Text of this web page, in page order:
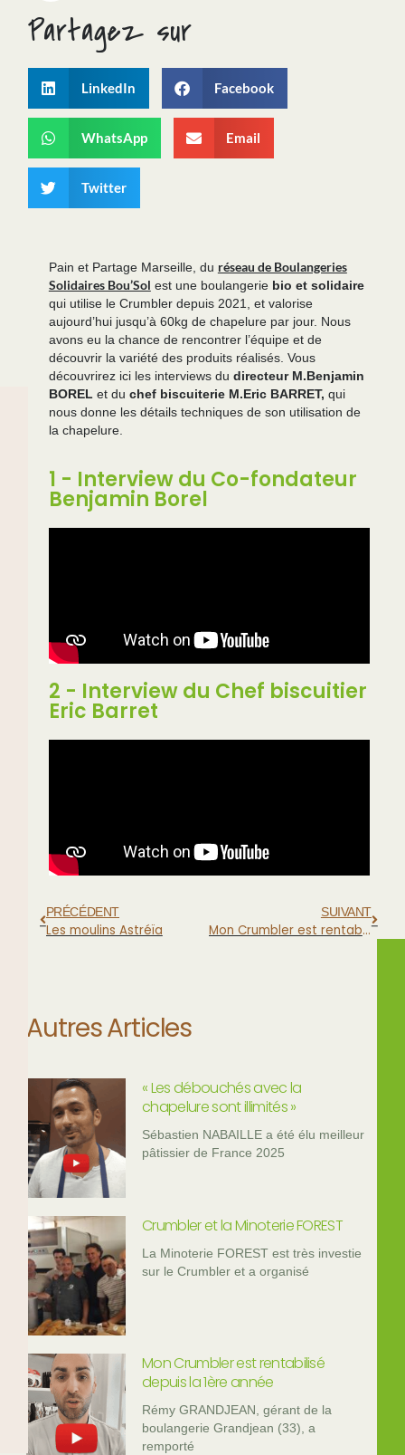
Partagez sur
LinkedIn Facebook
WhatsApp Email
Twitter
Pain et Partage Marseille, du réseau de Boulangeries
Solidaires Bou’Sol est une boulangerie bio et solidaire
qui utilise le Crumbler depuis 2021, et valorise
aujourd’hui jusqu’à 60kg de chapelure par jour. Nous
avons eu la chance de rencontrer l’équipe et de
découvrir la variété des produits réalisés. Vous
découvrirez ici les interviews du directeur M.Benjamin
BOREL et du chef biscuiterie M.Eric BARRET, qui
nous donne les détails techniques de son utilisation de
la chapelure.
1 - Interview du Co-fondateur
Benjamin Borel
2 - Interview du Chef biscuitier
Eric Barret
PRÉCÉDENT
Les moulins Astréïa
SUIVANT
Mon Crumbler est rentabilisé depuis la 1ère année
Autres Articles
« Les débouchés avec la
chapelure sont illimités »
Sébastien NABAILLE a été élu meilleur
pâtissier de France 2025
Crumbler et la Minoterie FOREST
La Minoterie FOREST est très investie
sur le Crumbler et a organisé
Mon Crumbler est rentabilisé
depuis la 1ère année
Rémy GRANDJEAN, gérant de la
boulangerie Grandjean (33), a
remporté